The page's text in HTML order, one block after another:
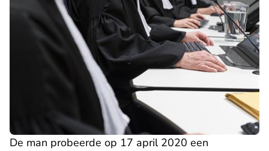
De man probeerde op 17 april 2020 een